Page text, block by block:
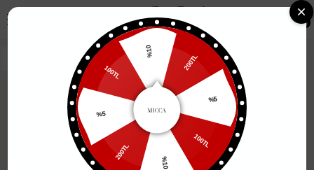
0
%10 200TL
%5
100TL
%10
200TL
%5
100TL